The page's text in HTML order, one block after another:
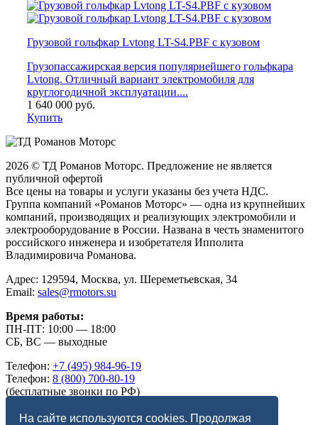
На сайте используются cookies. Продолжая
Грузовой гольфкар Lvtong LT-S4.PBF с кузовом
Грузопассажирская версия популярнейшего гольфкара
Lvtong. Отличный вариант электромобиля для
круглогодичной эксплуатации....
1 640 000 руб.
Купить
2026 © ТД Романов Моторс. Предложение не является
публичной офертой
Все цены на товары и услуги указаны без учета НДС.
Группа компаний «Романов Моторс» — одна из крупнейших
компаний, производящих и реализующих электромобили и
электрооборудование в России. Названа в честь знаменитого
российского инженера и изобретателя Ипполита
Владимировича Романова.
Адрес: 129594, Москва, ул. Шереметьевская, 34
Email: sales@rmotors.su
Время работы:
ПН-ПТ: 10:00 — 18:00
СБ, ВС — выходные
Телефон: +7 (495) 984-96-19
Телефон: 8 (800) 700-80-19
(бесплатные звонки по РФ)
Max:romanov_motors